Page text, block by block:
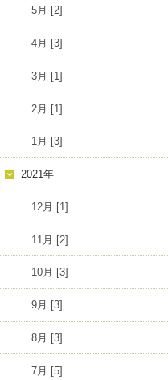
5月 [2]
4月 [3]
3月 [1]
2月 [1]
1月 [3]
2021年
12月 [1]
11月 [2]
10月 [3]
9月 [3]
8月 [3]
7月 [5]